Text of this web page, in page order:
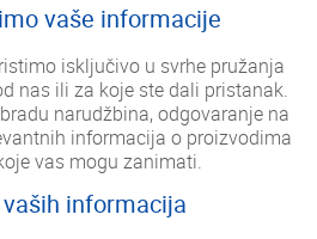
vaše informacije
isključivo u svrhe pružanja
nas ili za koje ste dali pristanak.
narudžbina, odgovaranje na
informacija o proizvodima
vas mogu zanimati.
informacija